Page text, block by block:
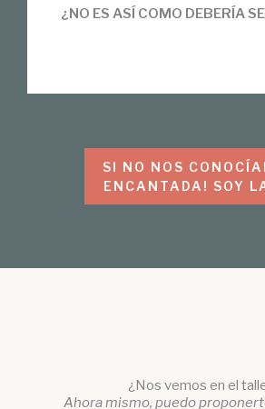
¿NO ES ASÍ COMO DEBERÍA
SI NO NOS
ENCANTADA! SOY
¿Nos vemos en el
Ahora mismo, puedo